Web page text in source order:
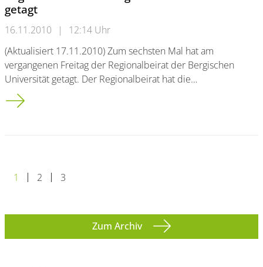
getagt
16.11.2010 |
12:14 Uhr
(Aktualisiert 17.11.2010) Zum sechsten Mal hat am
vergangenen Freitag der Regionalbeirat der Bergischen
Universität getagt. Der Regionalbeirat hat die…
Regionalbeirat der Bergischen Universität hat getagt
1 2 3
Zum Archiv